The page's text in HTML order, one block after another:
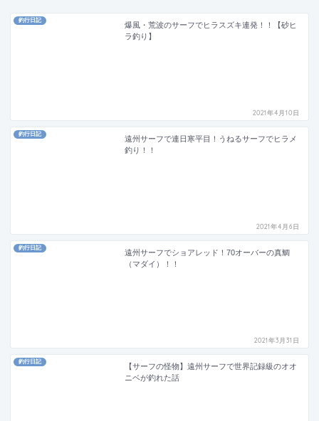
釣行日記
爆風・荒波のサーフでヒラスズキ連発！！【砂ヒ
ラ釣り】
2021年4月10日
釣行日記
遠州サーフで連日寒平目！うねるサーフでヒラメ
釣り！！
2021年4月6日
釣行日記
遠州サーフでショアレッド！70オーバーの真鯛
（マダイ）！！
2021年3月31日
釣行日記
【サーフの怪物】遠州サーフで世界記録級のオオ
ニベが釣れた話